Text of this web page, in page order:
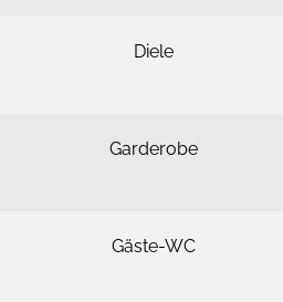
Diele
Garderobe
Gäste-WC